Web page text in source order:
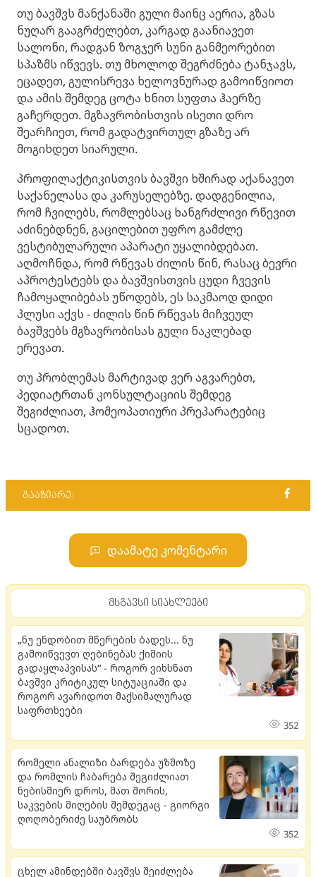
თუ ბავშვს მანქანაში გული მაინც აერია, გზას
ნუღარ გააგრძელებთ, კარგად გაანიავეთ
სალონი, რადგან ზოგჯერ სუნი განმეორებით
სპაზმს იწვევს. თუ მხოლოდ შეგრძნება ტანჯავს,
ეცადეთ, გულისრევა ხელოვნურად გამოიწვიოთ
და ამის შემდეგ ცოტა ხნით სუფთა ჰაერზე
გაჩერდეთ. მგზავრობისთვის ისეთი დრო
შეარჩიეთ, რომ გადატვირთულ გზაზე არ
მოგიხდეთ სიარული.
პროფილაქტიკისთვის ბავშვი ხშირად აქანავეთ
საქანელასა და კარუსელებზე. დადგენილია,
რომ ჩვილებს, რომლებსაც ხანგრძლივი რწევით
აძინებდნენ, გაცილებით უფრო გამძლე
ვესტიბულარული აპარატი უყალიბდებათ.
აღმოჩნდა, რომ რწევას ძილის წინ, რასაც ბევრი
აპროტესტებს და ბავშვისთვის ცუდი ჩვევის
ჩამოყალიბებას უწოდებს, ეს საკმაოდ დიდი
პლუსი აქვს - ძილის წინ რწევას მიჩვეულ
ბავშვებს მგზავრობისას გული ნაკლებად
ერევათ.
თუ პრობლემას მარტივად ვერ აგვარებთ,
პედიატრთან კონსულტაციის შემდეგ
შეგიძლიათ, ჰომეოპათიური პრეპარატებიც
სცადოთ.
გააზიარე:
დაამატე კომენტარი
მსგავსი სიახლეები
„ნუ ენდობით მწერების ბადეს... ნუ
გამოიწვევთ ღებინებას ქიმიის
გადაყლაპვისას“ - როგორ ვიხსნათ
ბავშვი კრიტიკულ სიტუაციაში და
როგორ ავარიდოთ მაქსიმალურად
საფრთხეები
352
რომელი ანალიზი ბარდება უზმოზე
და რომლის ჩაბარება შეგიძლიათ
ნებისმიერ დროს, მათ შორის,
საკვების მიღების შემდეგაც - გიორგი
ღოღობერიძე საუბრობს
352
ცხელ ამინდებში ბავშვს შეიძლება